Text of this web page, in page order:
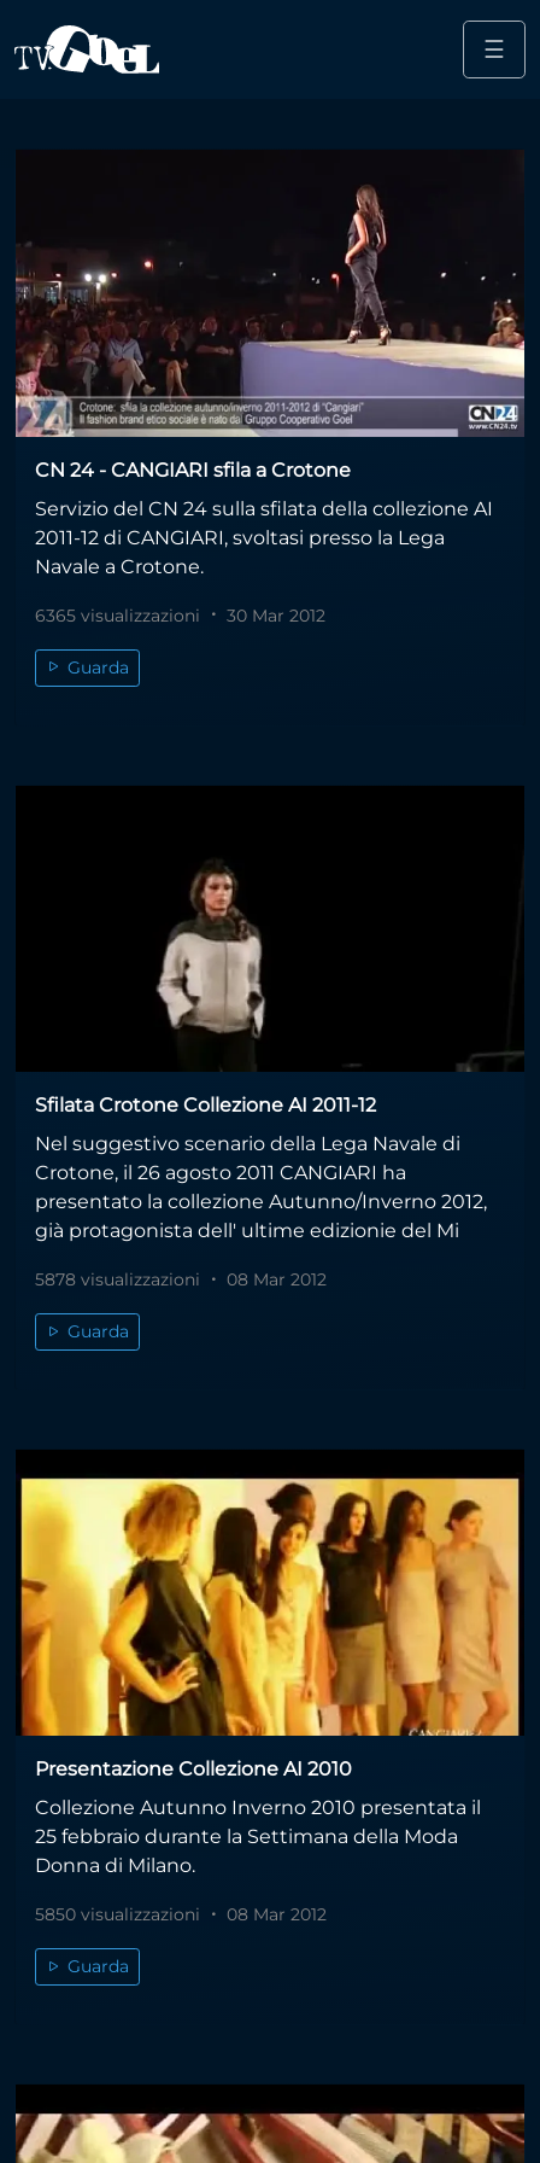
☰
CN 24 - CANGIARI sfila a Crotone
Servizio del CN 24 sulla sfilata della collezione AI
2011-12 di CANGIARI, svoltasi presso la Lega
Navale a Crotone.
6365 visualizzazioni 30 Mar 2012
Guarda
Sfilata Crotone Collezione AI 2011-12
Nel suggestivo scenario della Lega Navale di
Crotone, il 26 agosto 2011 CANGIARI ha
presentato la collezione Autunno/Inverno 2012,
già protagonista dell' ultime edizionie del Mi
5878 visualizzazioni 08 Mar 2012
Guarda
Presentazione Collezione AI 2010
Collezione Autunno Inverno 2010 presentata il
25 febbraio durante la Settimana della Moda
Donna di Milano.
5850 visualizzazioni 08 Mar 2012
Guarda